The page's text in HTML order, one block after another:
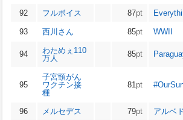
92 フルボイス 87pt
93 西川さん 85pt WWII
94
わためぇ110
万人
85pt
95
子宮頸がん
ワクチン接
種
81pt
96 メルセデス 79pt アルベ